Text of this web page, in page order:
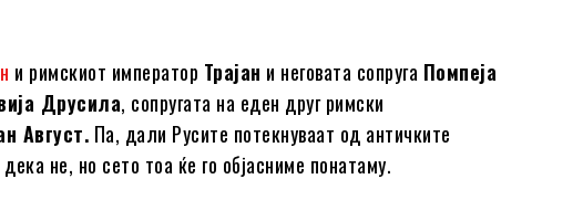
и римскиот император Трајан и неговата сопруга Помпеја
Друсила, сопругата на еден друг римски
Август. Па, дали Русите потекнуваат од античките
не, но сето тоа ќе го објасниме понатаму.